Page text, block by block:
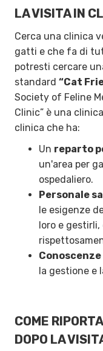
LA VISITA IN
Cerca una clinica
gatti e che fa di
potresti cercare
standard “Cat
Society of Feline
Clinic” è una
clinica che ha:
Un reparto
un'area per
ospedaliero.
Personale
le esigenze
loro e
Conoscenze
la gestione e
COME
DOPO LA